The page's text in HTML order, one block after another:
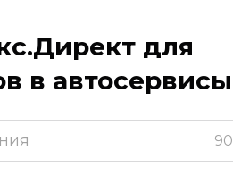
для
в автосервисы
90